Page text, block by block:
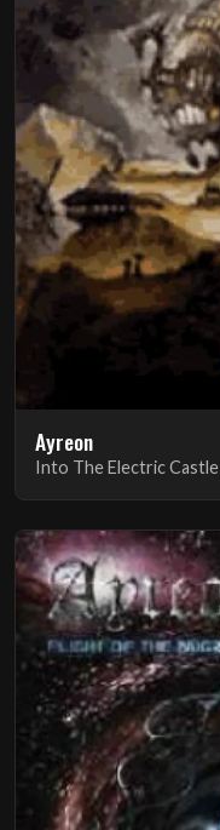
Ayreon
Into The Electric Castle